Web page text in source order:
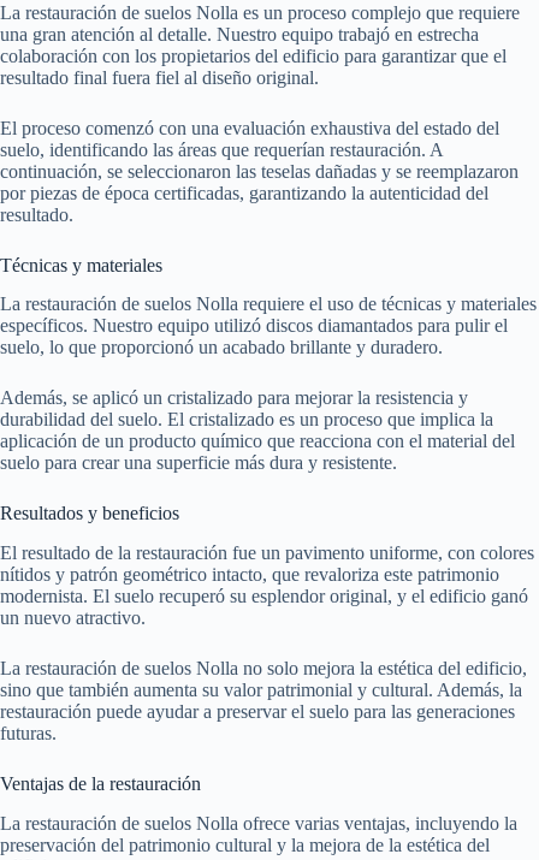
La restauración de suelos Nolla es un proceso complejo que requiere
una gran atención al detalle. Nuestro equipo trabajó en estrecha
colaboración con los propietarios del edificio para garantizar que el
resultado final fuera fiel al diseño original.
El proceso comenzó con una evaluación exhaustiva del estado del
suelo, identificando las áreas que requerían restauración. A
continuación, se seleccionaron las teselas dañadas y se reemplazaron
por piezas de época certificadas, garantizando la autenticidad del
resultado.
Técnicas y materiales
La restauración de suelos Nolla requiere el uso de técnicas y materiales
específicos. Nuestro equipo utilizó discos diamantados para pulir el
suelo, lo que proporcionó un acabado brillante y duradero.
Además, se aplicó un cristalizado para mejorar la resistencia y
durabilidad del suelo. El cristalizado es un proceso que implica la
aplicación de un producto químico que reacciona con el material del
suelo para crear una superficie más dura y resistente.
Resultados y beneficios
El resultado de la restauración fue un pavimento uniforme, con colores
nítidos y patrón geométrico intacto, que revaloriza este patrimonio
modernista. El suelo recuperó su esplendor original, y el edificio ganó
un nuevo atractivo.
La restauración de suelos Nolla no solo mejora la estética del edificio,
sino que también aumenta su valor patrimonial y cultural. Además, la
restauración puede ayudar a preservar el suelo para las generaciones
futuras.
Ventajas de la restauración
La restauración de suelos Nolla ofrece varias ventajas, incluyendo la
preservación del patrimonio cultural y la mejora de la estética del